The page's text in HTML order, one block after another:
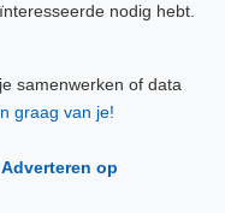
nodig hebt.
samenwerken of data
graag van je!
Adverteren op